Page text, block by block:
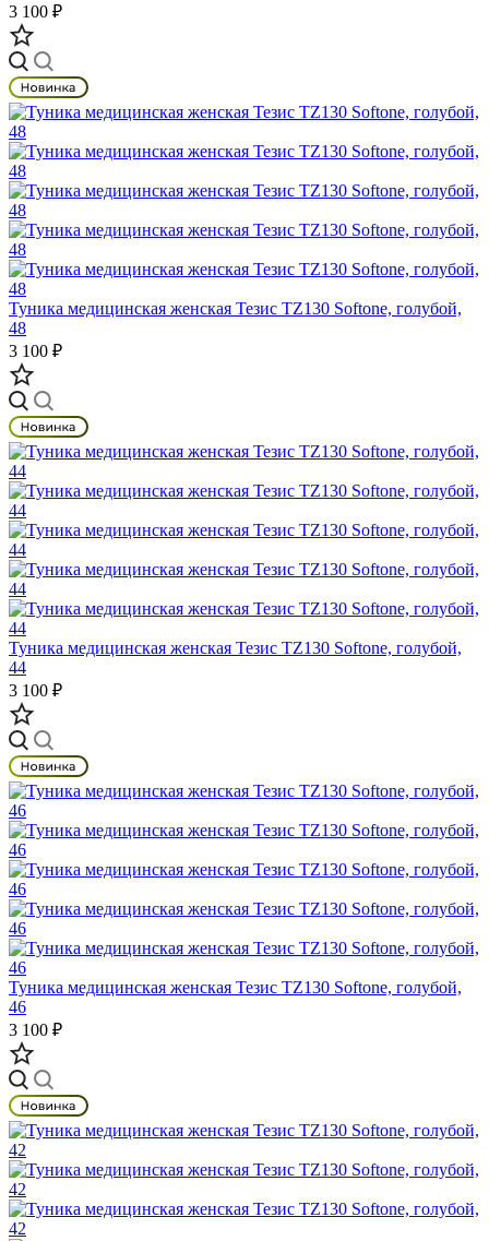
3 100 ₽
Туника медицинская женская Тезис TZ130 Softone, голубой,
48
3 100 ₽
Туника медицинская женская Тезис TZ130 Softone, голубой,
44
3 100 ₽
Туника медицинская женская Тезис TZ130 Softone, голубой,
46
3 100 ₽